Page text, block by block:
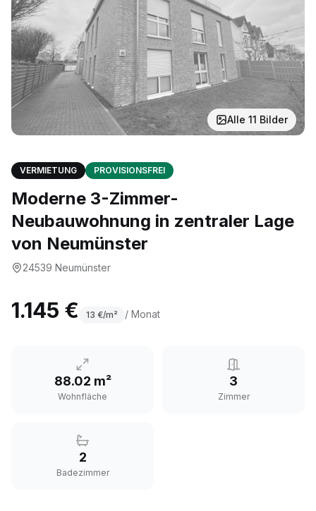
Alle 11 Bilder
VERMIETUNG PROVISIONSFREI
Moderne 3-Zimmer-
Neubauwohnung in zentraler Lage
von Neumünster
24539 Neumünster
1.145 € 13 €/m² / Monat
88.02 m²
Wohnfläche
3
Zimmer
2
Badezimmer